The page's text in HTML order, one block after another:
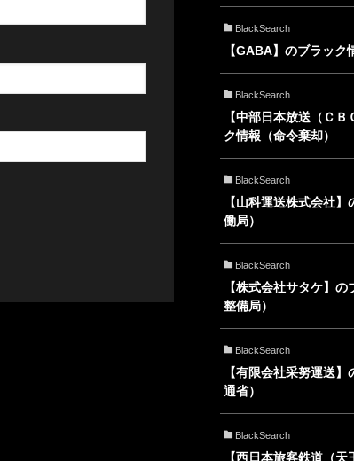
BlackSearch
【GABA】のブラック
BlackSearch
【中部日本放送（Ｃ
ク情報（命令棄却）
BlackSearch
【山科運送株式会社
働局）
BlackSearch
【株式会社サタケ】
整備局）
BlackSearch
【有限会社采努運送
通省）
BlackSearch
【西日本旅客鉄道（